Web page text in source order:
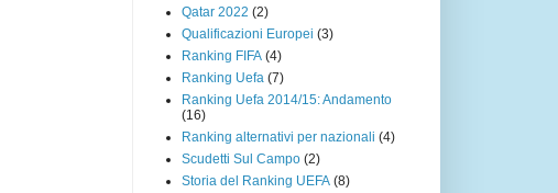
Qatar 2022 (2)
Qualificazioni Europei (3)
Ranking FIFA (4)
Ranking Uefa (7)
Ranking Uefa 2014/15: Andamento
(16)
Ranking alternativi per nazionali (4)
Scudetti Sul Campo (2)
Storia del Ranking UEFA (8)